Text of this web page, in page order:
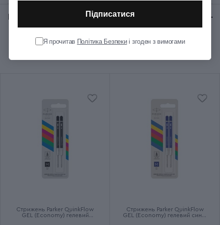
Діаметр (см)
Колір чорнила
Відгуки:
Стрижень Parker QuinkFlow
GEL (Economy) гелевий
Стрижень Parker QuinkFlow
GEL (Economy) гелевий синій
Підписатися
Я прочитав Політика Безпекиі згоден з вимогами